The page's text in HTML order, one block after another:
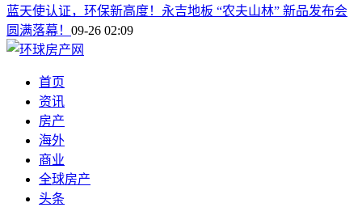
蓝天使认证，环保新高度！永吉地板 “农夫山林” 新品发布会
圆满落幕！ 09-26 02:09
首页
资讯
房产
海外
商业
全球房产
头条